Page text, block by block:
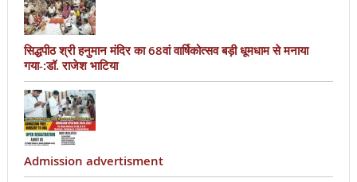
सिद्धपीठ श्री हनुमान मंदिर का 68वां वार्षिकोत्सव बड़ी धूमधाम से मनाया
गया-:डॉ. राजेश भाटिया
Admission advertisment